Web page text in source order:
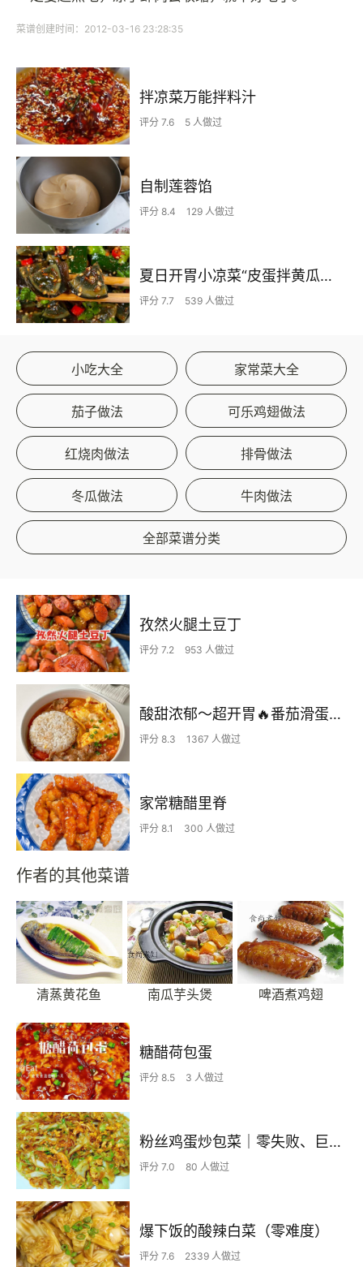
菜谱创建时间：2012-03-16 23:28:35
拌凉菜万能拌料汁
评分 7.6 5 人做过
自制莲蓉馅
评分 8.4 129 人做过
夏日开胃小凉菜“皮蛋拌黄瓜🥒”开胃减脂
评分 7.7 539 人做过
小吃大全 家常菜大全
茄子做法 可乐鸡翅做法
红烧肉做法 排骨做法
冬瓜做法 牛肉做法
全部菜谱分类
孜然火腿土豆丁
评分 7.2 953 人做过
酸甜浓郁～超开胃🔥番茄滑蛋牛肉饭
评分 8.3 1367 人做过
家常糖醋里脊
评分 8.1 300 人做过
作者的其他菜谱
清蒸黄花鱼 南瓜芋头煲 啤酒煮鸡翅
糖醋荷包蛋
评分 8.5 3 人做过
粉丝鸡蛋炒包菜｜零失败、巨下饭
评分 7.0 80 人做过
爆下饭的酸辣白菜（零难度）
评分 7.6 2339 人做过